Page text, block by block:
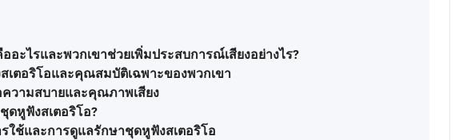
ะไรและพวกเขาช่วยเพิ่มประสบการณ์เสียงอย่างไร?
เตอริโอและคุณสมบัติเฉพาะของพวกเขา
วามสบายและคุณภาพเสียง
ดหูฟังสเตอริโอ?
ช้และการดูแลรักษาชุดหูฟังสเตอริโอ